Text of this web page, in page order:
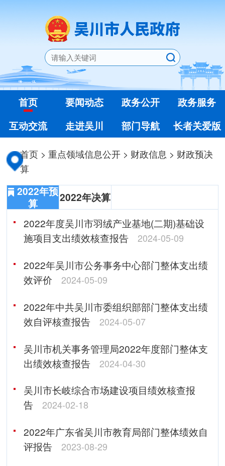
首页 要闻动态 政务公开
政务服务
互动交流
走进吴川 部门导航 长者关爱版
首页 >重点领域信息公开 > 财政信息 > 财政预决
算
2022年预
算
2022年决算
2022年度吴川市羽绒产业基地(二期)基础设
施项目支出绩效核查报告
2024-05-09
2022年吴川市公务事务中心部门整体支出绩
效评价
2024-05-09
2022年中共吴川市委组织部部门整体支出绩
效自评核查报告
2024-05-07
吴川市机关事务管理局2022年度部门整体支
出绩效核查报告
2024-04-30
吴川市长岐综合市场建设项目绩效核查报
告
2024-02-18
2022年广东省吴川市教育局部门整体绩效自
评报告
2023-08-29